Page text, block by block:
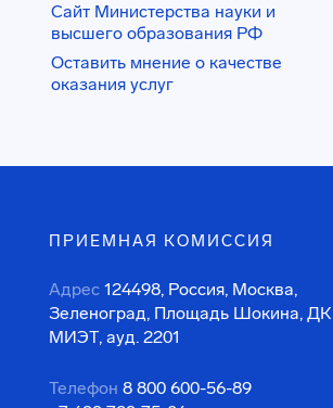
Сайт Министерства науки и
высшего образования РФ
Оставить мнение о качестве
оказания услуг
ПРИЕМНАЯ КОМИССИЯ
Адрес 124498, Россия, Москва,
Зеленоград, Площадь Шокина, ДК
МИЭТ, ауд. 2201
Телефон 8 800 600-56-89